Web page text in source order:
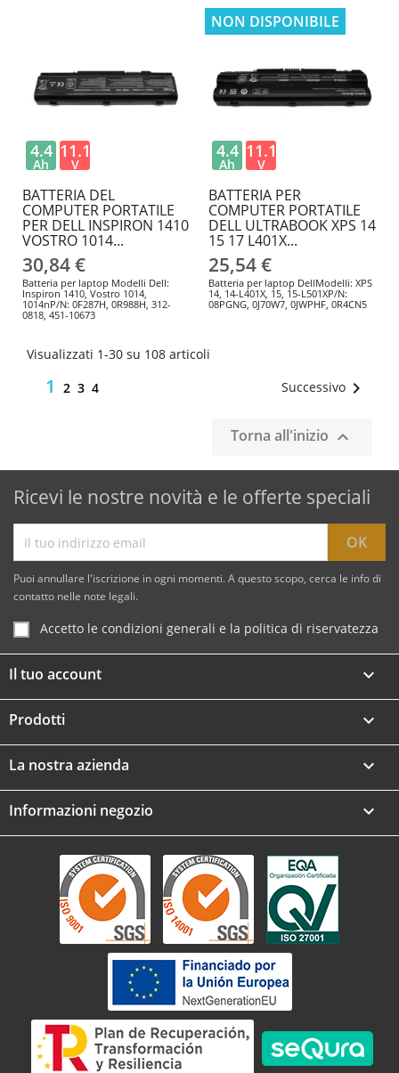
BATTERIA DEL
COMPUTER PORTATILE
PER DELL INSPIRON 1410
VOSTRO 1014...
30,84 €
Batteria per laptop Modelli Dell:
Inspiron 1410, Vostro 1014,
1014nP/N: 0F287H, 0R988H, 312-
0818, 451-10673
4.4
Ah
11.1
V
BATTERIA PER
COMPUTER PORTATILE
DELL ULTRABOOK XPS 14
15 17 L401X...
25,54 €
Batteria per laptop DellModelli: XPS
14, 14-L401X, 15, 15-L501XP/N:
08PGNG, 0J70W7, 0JWPHF, 0R4CN5
4.4
Ah
11.1
V
NON DISPONIBILE
Visualizzati 1-30 su 108 articoli
1 2 3 4 Successivo 
Torna all'inizio 
Ricevi le nostre novità e le offerte speciali
Puoi annullare l'iscrizione in ogni momenti. A questo scopo, cerca le info di
contatto nelle note legali.
Accetto le condizioni generali e la politica di riservatezza
Il tuo account 
Prodotti 
La nostra azienda 
Informazioni negozio keyboard_arrow_down